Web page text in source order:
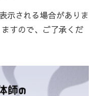
示される場合がありま
すので、ご了承くだ